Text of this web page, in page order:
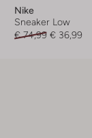
Nike
Sneaker Low
€ 74,99 € 36,99